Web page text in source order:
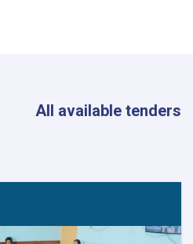
All available tenders